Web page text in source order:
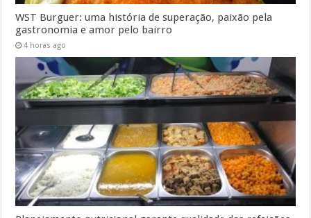
WST Burguer: uma história de superação, paixão pela
gastronomia e amor pelo bairro
4 horas ago